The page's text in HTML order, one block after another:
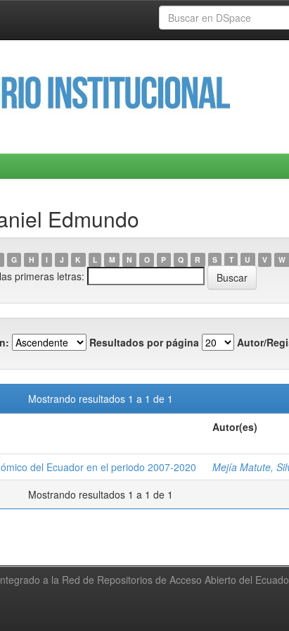
Edmundo
G H I J K L M N O P Q R S T U V W
primeras letras:
Resultados por página Autor/
Mostrando resultados 1 a 1 de 1
Autor(es)
del Ecuador en el periodo 2007-2020 Mejía Matute,
Mostrando resultados 1 a 1 de 1
a la Red de Repositorios de Acceso Abierto del